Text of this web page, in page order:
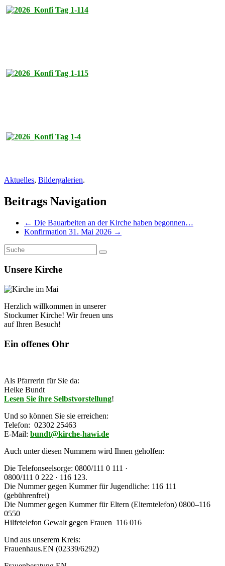
Aktuelles, Bildergalerien.
Beitrags Navigation
← Die Bauarbeiten an der Kirche haben begonnen…
Konfirmation 31. Mai 2026 →
Unsere Kirche
Herzlich willkommen in unserer
Stockumer Kirche! Wir freuen uns
auf Ihren Besuch!
Ein offenes Ohr
Als Pfarrerin für Sie da:
Heike Bundt
Lesen Sie ihre Selbstvorstellung!
Und so können Sie sie erreichen:
Telefon: 02302 25463
E-Mail: bundt@kirche-hawi.de
Auch unter diesen Nummern wird Ihnen geholfen:
Die Telefonseelsorge: 0800/111 0 111 ·
0800/111 0 222 · 116 123.
Die Nummer gegen Kummer für Jugendliche: 116 111
(gebührenfrei)
Die Nummer gegen Kummer für Eltern (Elterntelefon) 0800–116
0550
Hilfetelefon Gewalt gegen Frauen 116 016
Und aus unserem Kreis:
Frauenhaus.EN (02339/6292)